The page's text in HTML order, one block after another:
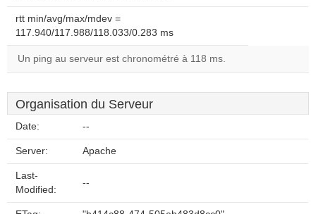
rtt min/avg/max/mdev =
117.940/117.988/118.033/0.283 ms
Un ping au serveur est chronométré à 118 ms.
Organisation du Serveur
Date: --
Server: Apache
Last-
Modified:
--